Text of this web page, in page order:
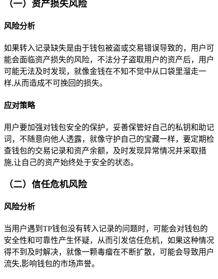
（一）资产损失风险
风险分析
如果转入记录缺失是由于钱包被盗或交易错误导致的，用户可
能会面临资产损失的风险，不法分子盗取用户的资产后，用户
可能无法及时发现，就像金钱在不知不觉中从口袋里溜走一
样,从而造成不可挽回的损失。
应对策略
用户要加强对钱包安全的保护，妥善保管好自己的私钥和助记
词，不随意向他人透露，就像守护自己的宝藏一样，要定期检
查钱包的交易记录和资产余额，及时发现异常情况并采取措
施,让自己的资产始终处于安全的状态。
（二）信任危机风险
风险分析
当用户遇到TP钱包没有转入记录的问题时，可能会对钱包的
安全性和可靠性产生怀疑，从而引发信任危机，如果这种情况
得不到及时解决，就像一颗毒瘤在不断扩散，可能会导致用户
流失,影响钱包的市场声誉。